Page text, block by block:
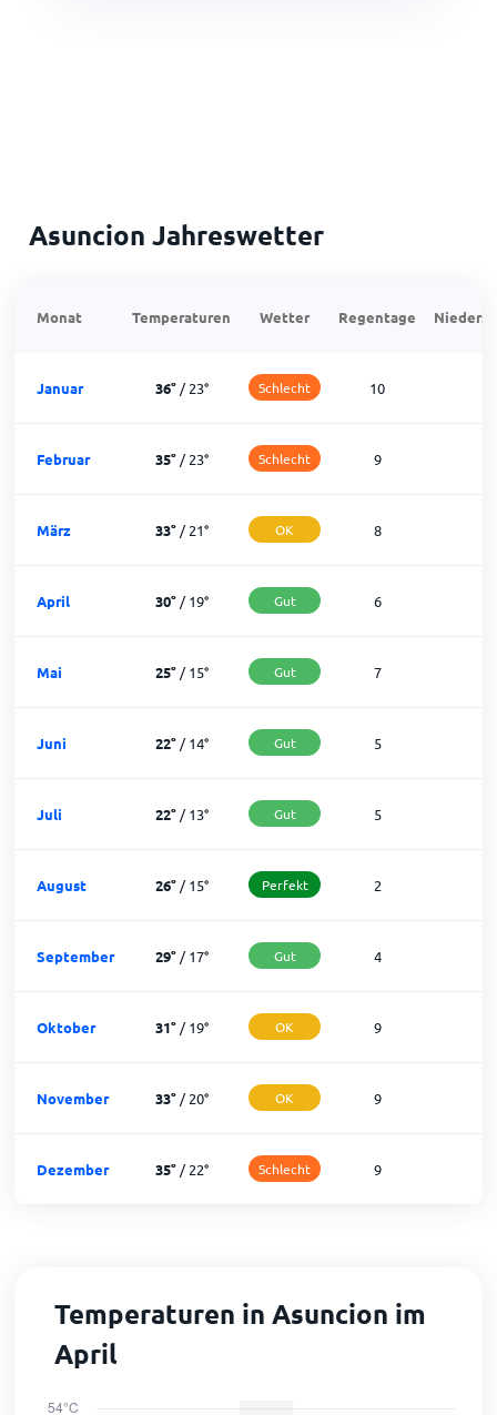
Asuncion Jahreswetter
Monat Temperaturen Wetter Regentage
Januar 36°/23° Schlecht 10
Februar 35°/23° Schlecht 9
März 33°/21° OK 8
April 30°/19° Gut 6
Mai 25°/15° Gut 7
Juni 22°/14° Gut 5
Juli 22°/13° Gut 5
August 26°/15° Perfekt 2
September 29°/17° Gut 4
Oktober 31°/19° OK 9
November 33°/20° OK 9
Dezember 35°/22° Schlecht 9
Temperaturen in Asuncion im
April